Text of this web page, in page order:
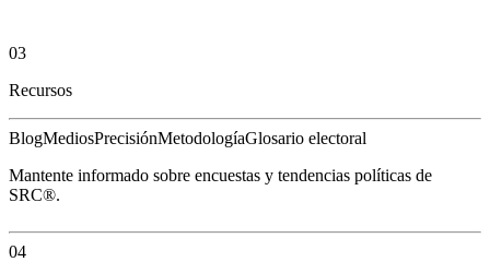
03
Recursos
BlogMediosPrecisiónMetodologíaGlosario electoral
Mantente informado sobre encuestas y tendencias políticas de
SRC®.
04